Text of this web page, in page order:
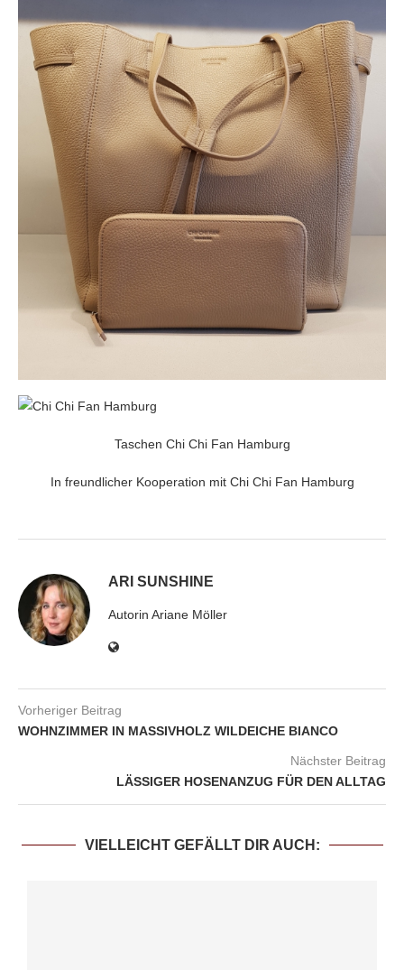
Taschen Chi Chi Fan Hamburg
In freundlicher Kooperation mit Chi Chi Fan Hamburg
ARI SUNSHINE
Autorin Ariane Möller
Vorheriger Beitrag
WOHNZIMMER IN MASSIVHOLZ WILDEICHE BIANCO
Nächster Beitrag
LÄSSIGER HOSENANZUG FÜR DEN ALLTAG
VIELLEICHT GEFÄLLT DIR AUCH: